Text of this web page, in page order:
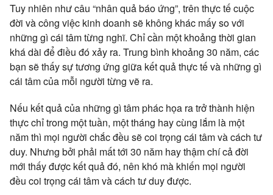
Tuy nhiên như câu “nhân quả báo ứng”, trên thực tế cuộc
đời và công việc kinh doanh sẽ không khác mấy so với
những gì cái tâm từng nghĩ. Chỉ cần một khoảng thời gian
khá dài để điều đó xảy ra. Trung bình khoảng 30 năm, các
bạn sẽ thấy sự tương ứng giữa kết quả thực tế và những gì
cái tâm của mỗi người từng vẽ ra.
Nếu kết quả của những gì tâm phác họa ra trở thành hiện
thực chỉ trong một tuần, một tháng hay cùng lắm là một
năm thì mọi người chắc đều sẽ coi trọng cái tâm và cách tư
duy. Nhưng bởi phải mất tới 30 năm hay thậm chí cả đời
mới thấy được kết quả đó, nên khó mà khiến mọi người
đều coi trọng cái tâm và cách tư duy được.